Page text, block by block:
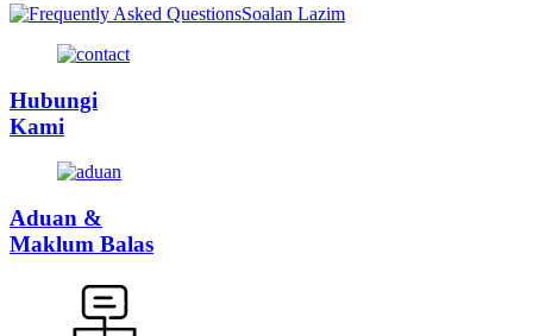
Soalan Lazim
Hubungi
Kami
Aduan &
Maklum Balas